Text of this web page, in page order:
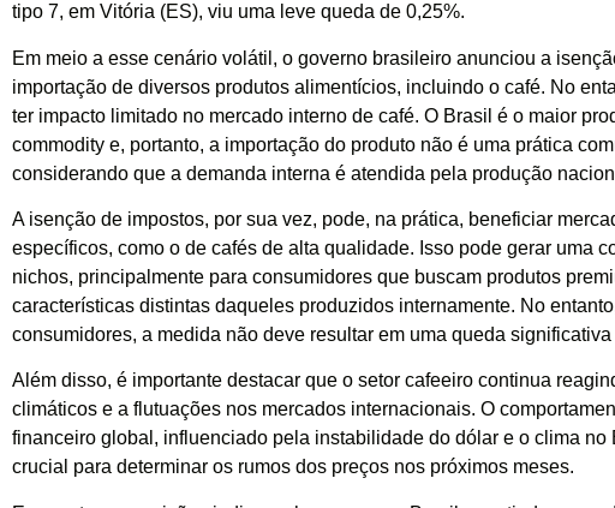
tipo 7, em Vitória (ES), viu uma leve queda de 0,25%.
Em meio a esse cenário volátil, o governo brasileiro anunciou a
importação de diversos produtos alimentícios, incluindo o café. No
ter impacto limitado no mercado interno de café. O Brasil é o maior
commodity e, portanto, a importação do produto não é uma prática
considerando que a demanda interna é atendida pela produção
A isenção de impostos, por sua vez, pode, na prática, beneficiar
específicos, como o de cafés de alta qualidade. Isso pode gerar uma
nichos, principalmente para consumidores que buscam produtos
características distintas daqueles produzidos internamente. No
consumidores, a medida não deve resultar em uma queda significativa
Além disso, é importante destacar que o setor cafeeiro continua
climáticos e a flutuações nos mercados internacionais. O
financeiro global, influenciado pela instabilidade do dólar e o clima no
crucial para determinar os rumos dos preços nos próximos meses.